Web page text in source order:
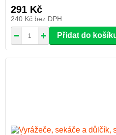
291 Kč
240 Kč bez DPH
Přidat do